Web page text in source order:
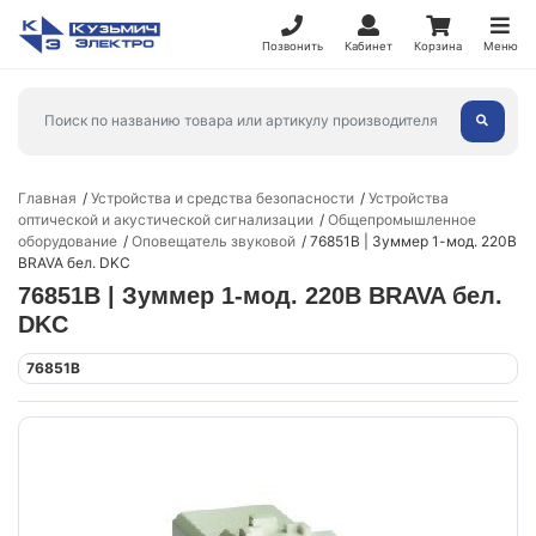
Позвонить Кабинет Корзина Меню
Главная Устройства и средства безопасности
Устройства
оптической и акустической сигнализации
Общепромышленное
оборудование
Оповещатель звуковой
76851B | Зуммер 1-мод. 220В
BRAVA бел. DKC
76851B | Зуммер 1-мод. 220В BRAVA бел.
DKC
76851B